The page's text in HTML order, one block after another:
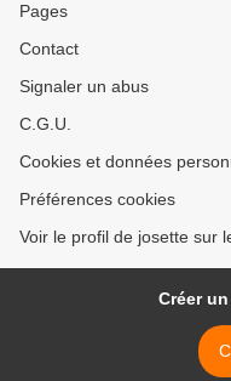
Pages
Contact
Signaler un abus
C.G.U.
Cookies et données
Préférences cookies
Voir le profil de josette sur
Créer